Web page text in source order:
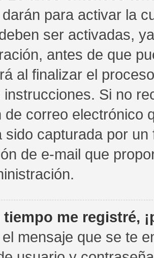
para activar la
ser activadas,
antes de que
al finalizar el
instrucciones. Si no
de correo electrónico
sido capturada por
de e-mail que
tiempo me registré,
mensaje que se te